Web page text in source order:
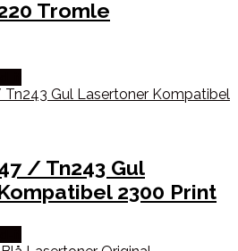
Tromle
/ Tn243 Gul
2300 Print